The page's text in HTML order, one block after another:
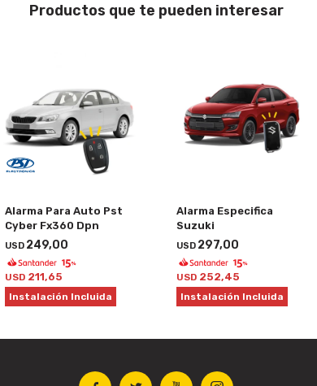
Productos que te pueden interesar
Alarma Para Auto Pst
Cyber Fx360 Dpn
USD 249,00
USD 211,65
Instalación Incluida
Alarma Especifica
Suzuki
USD 297,00
USD 252,45
Instalación Incluida